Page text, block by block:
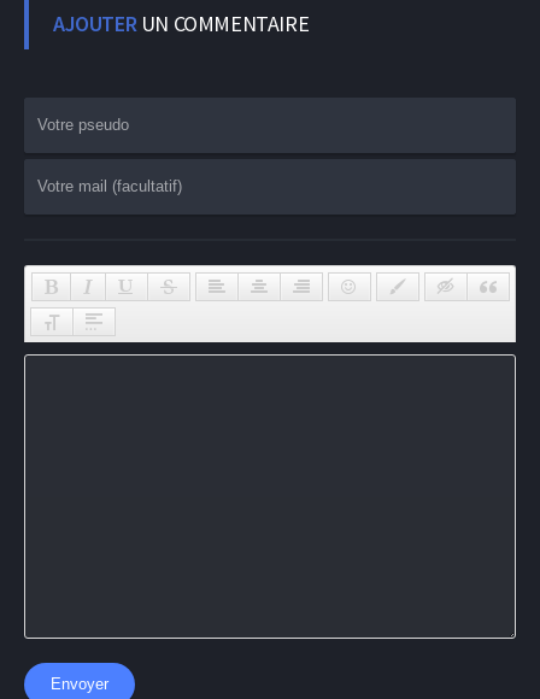
AJOUTERUN COMMENTAIRE
Envoyer